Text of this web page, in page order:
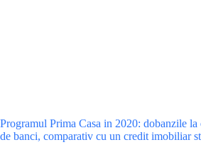
Programul Prima Casa in 2020: dobanzile la
de banci, comparativ cu un credit imobiliar